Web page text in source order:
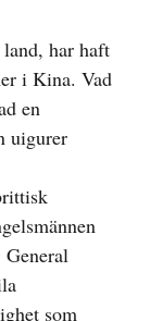
har haft
i Kina. Vad
en
uigurer
som